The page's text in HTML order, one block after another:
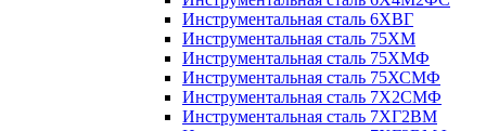
Инструментальная сталь 6ХВГ
Инструментальная сталь 75ХМ
Инструментальная сталь 75ХМФ
Инструментальная сталь 75ХСМФ
Инструментальная сталь 7Х2СМФ
Инструментальная сталь 7ХГ2ВМ